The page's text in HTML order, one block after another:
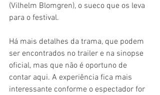
(Vilhelm Blomgren), o sueco que os leva
para o festival.
Há mais detalhes da trama, que podem
ser encontrados no trailer e na sinopse
oficial, mas que não é oportuno de
contar aqui. A experiência fica mais
interessante conforme o espectador for